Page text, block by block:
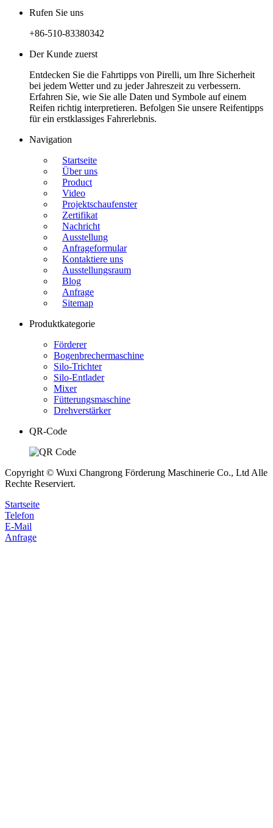
Rufen Sie uns
+86-510-83380342
Der Kunde zuerst
Entdecken Sie die Fahrtipps von Pirelli, um Ihre Sicherheit
bei jedem Wetter und zu jeder Jahreszeit zu verbessern.
Erfahren Sie, wie Sie alle Daten und Symbole auf einem
Reifen richtig interpretieren. Befolgen Sie unsere Reifentipps
für ein erstklassiges Fahrerlebnis.
Navigation
Startseite
Über uns
Product
Video
Projektschaufenster
Zertifikat
Nachricht
Ausstellung
Anfrageformular
Kontaktiere uns
Ausstellungsraum
Blog
Anfrage
Sitemap
Produktkategorie
Förderer
Bogenbrechermaschine
Silo-Trichter
Silo-Entlader
Mixer
Fütterungsmaschine
Drehverstärker
QR-Code
Copyright © Wuxi Changrong Förderung Maschinerie Co., Ltd Alle
Rechte Reserviert.
Startseite
Telefon
E-Mail
Anfrage